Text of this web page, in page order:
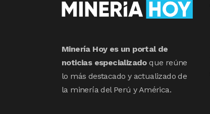
Minería Hoy es un portal de
noticias especializadoque reúne
lo más destacado y actualizado de
la minería del Perú y América.